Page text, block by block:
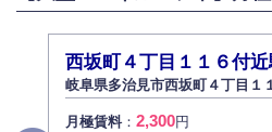
西坂町４丁目１１６付
岐阜県多治見市西坂町４丁目１
月極賃料： 2,300円